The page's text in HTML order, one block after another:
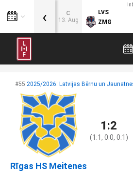
C
13. Aug
LVS
ZMG
‹
#55 2025/2026: Latvijas Bērnu un
Rīgas HS Meitenes
1:2
(1:1, 0:0, 0:1)